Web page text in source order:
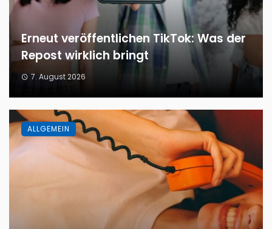
Erneut veröffentlichen TikTok: Was der
Repost wirklich bringt
7. August 2026
ALLGEMEIN